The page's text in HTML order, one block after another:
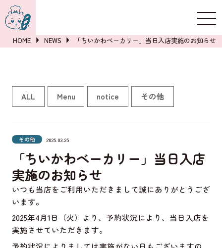
詳しくはこちら
HOME NEWS 「ちいかわベーカリー」当日入店実施のお知らせ
ALL Menu notice その他
その他 2025.03.25
「ちいかわベーカリー」当日入店
実施のお知らせ
いつも当店をご利用いただきまして誠にありがとうござ
います。
2025年4月1日（火）より、予約状況により、当日入店を
実施させていただきます。